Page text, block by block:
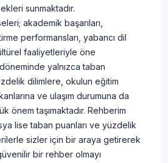
sunmaktadır.
akademik başarıları,
performansları, yabancı dil
faaliyetleriyle öne
yalnızca taban
dilimlere, okulun eğitim
ve ulaşım durumuna da
önem taşımaktadır. Rehberim
lise taban puanları ve yüzdelik
sizler için bir araya getirerek
bir rehber olmayı